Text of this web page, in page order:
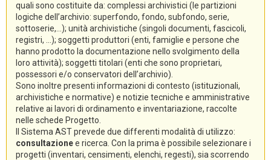
quali sono costituite da: complessi archivistici (le partizioni
logiche dell’archivio: superfondo, fondo, subfondo, serie,
sottoserie,...); unità archivistiche (singoli documenti, fascicoli,
registri, ...); soggetti produttori (enti, famiglie e persone che
hanno prodotto la documentazione nello svolgimento della
loro attività); soggetti titolari (enti che sono proprietari,
possessori e/o conservatori dell’archivio).
Sono inoltre presenti informazioni di contesto (istituzionali,
archivistiche e normative) e notizie tecniche e amministrative
relative ai lavori di ordinamento e inventariazione, raccolte
nelle schede Progetto.
Il Sistema AST prevede due differenti modalità di utilizzo:
consultazionee ricerca. Con la prima è possibile selezionare i
progetti (inventari, censimenti, elenchi, regesti), sia scorrendo